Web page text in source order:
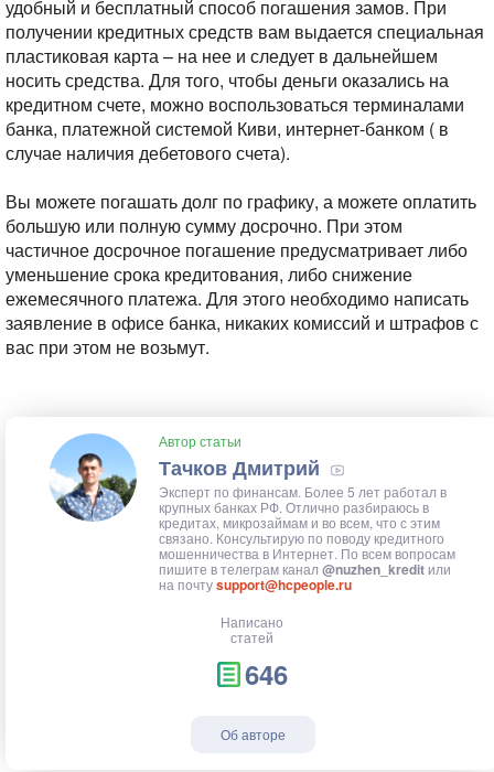
удобный и бесплатный способ погашения замов. При
получении кредитных средств вам выдается специальная
пластиковая карта – на нее и следует в дальнейшем
носить средства. Для того, чтобы деньги оказались на
кредитном счете, можно воспользоваться терминалами
банка, платежной системой Киви, интернет-банком ( в
случае наличия дебетового счета).
Вы можете погашать долг по графику, а можете оплатить
большую или полную сумму досрочно. При этом
частичное досрочное погашение предусматривает либо
уменьшение срока кредитования, либо снижение
ежемесячного платежа. Для этого необходимо написать
заявление в офисе банка, никаких комиссий и штрафов с
вас при этом не возьмут.
Автор статьи
Тачков Дмитрий
Эксперт по финансам. Более 5 лет работал в
крупных банках РФ. Отлично разбираюсь в
кредитах, микрозаймам и во всем, что с этим
связано. Консультирую по поводу кредитного
мошенничества в Интернет. По всем вопросам
пишите в телеграм канал @nuzhen_kredit или
на почтуsupport@hcpeople.ru
Написано
статей
646
Об авторе